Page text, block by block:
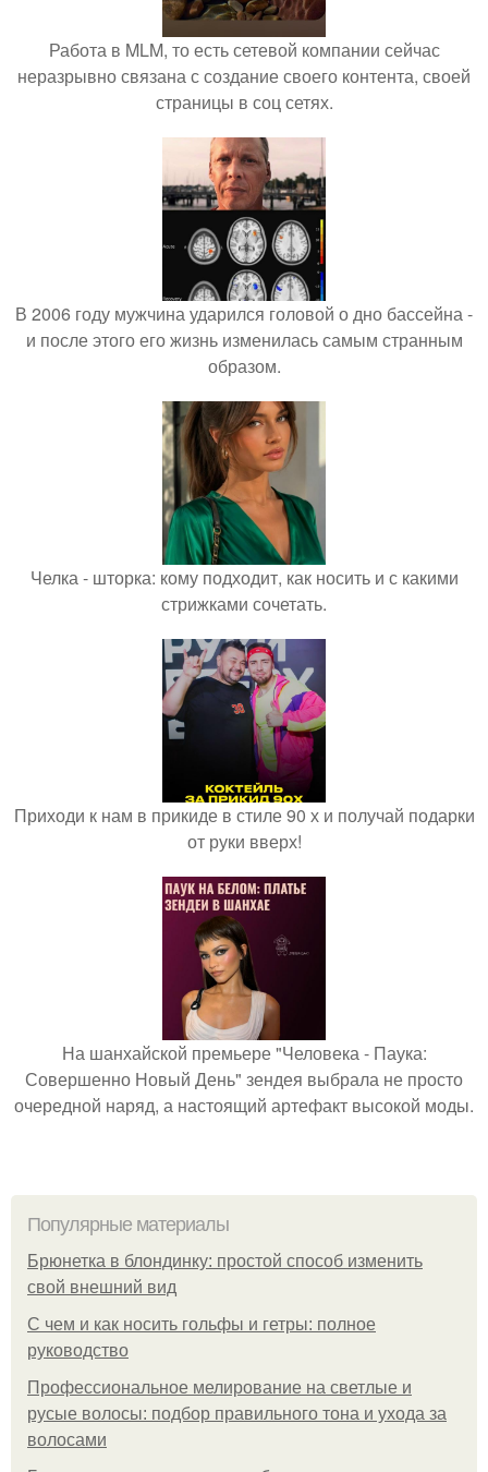
Работа в MLM, то есть сетевой компании сейчас
неразрывно связана с создание своего контента, своей
страницы в соц сетях.
В 2006 году мужчина ударился головой о дно бассейна -
и после этого его жизнь изменилась самым странным
образом.
Челка - шторка: кому подходит, как носить и с какими
стрижками сочетать.
Приходи к нам в прикиде в стиле 90 х и получай подарки
от руки вверх!
На шанхайской премьере "Человека - Паука:
Совершенно Новый День" зендея выбрала не просто
очередной наряд, а настоящий артефакт высокой моды.
Популярные материалы
Брюнетка в блондинку: простой способ изменить
свой внешний вид
С чем и как носить гольфы и гетры: полное
руководство
Профессиональное мелирование на светлые и
русые волосы: подбор правильного тона и ухода за
волосами